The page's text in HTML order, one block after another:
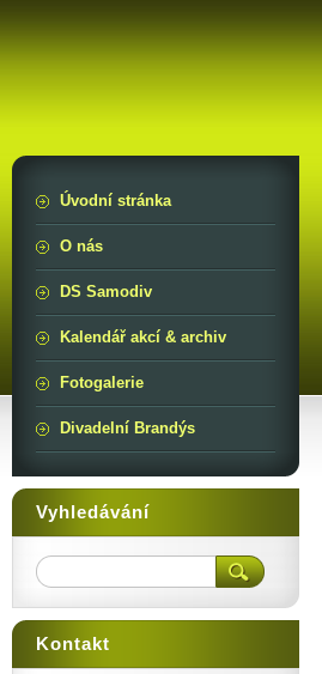
Úvodní stránka
O nás
DS Samodiv
Kalendář akcí & archiv
Fotogalerie
Divadelní Brandýs
Vyhledávání
Kontakt